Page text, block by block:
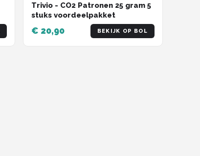
Trivio - CO2 Patronen 25 gram 5
stuks voordeelpakket
€ 20,90 BEKIJK OP BOL